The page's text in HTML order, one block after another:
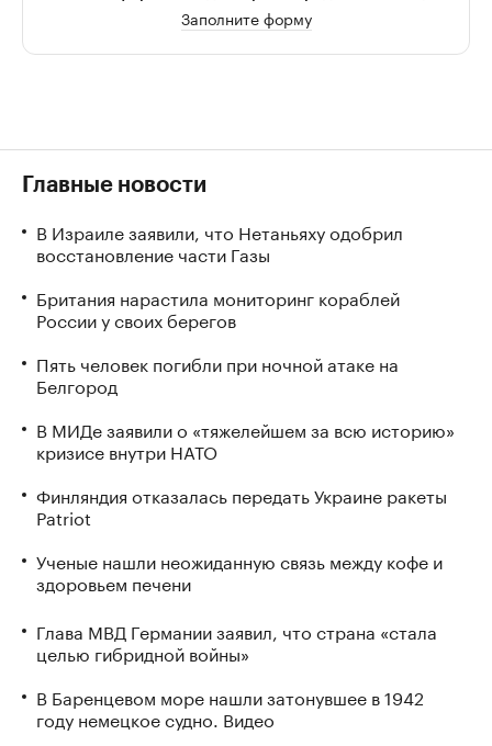
Заполните форму
Главные новости
В Израиле заявили, что Нетаньяху одобрил
восстановление части Газы
Британия нарастила мониторинг кораблей
России у своих берегов
Пять человек погибли при ночной атаке на
Белгород
В МИДе заявили о «тяжелейшем за всю историю»
кризисе внутри НАТО
Финляндия отказалась передать Украине ракеты
Patriot
Ученые нашли неожиданную связь между кофе и
здоровьем печени
Глава МВД Германии заявил, что страна «стала
целью гибридной войны»
В Баренцевом море нашли затонувшее в 1942
году немецкое судно. Видео